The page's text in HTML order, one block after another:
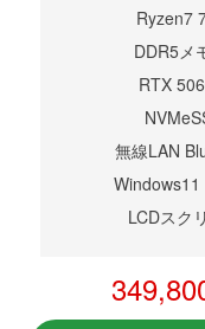
Ryzen7
DDR5メ
RTX
無線LAN
LCDスク